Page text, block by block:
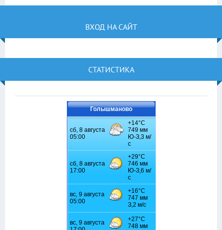
ВХОД НА САЙТ
СТАТИСТИКА
Голышманово